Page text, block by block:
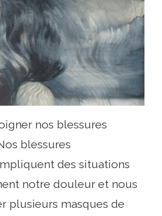
nos blessures
blessures
des situations
notre douleur et nous
plusieurs masques de